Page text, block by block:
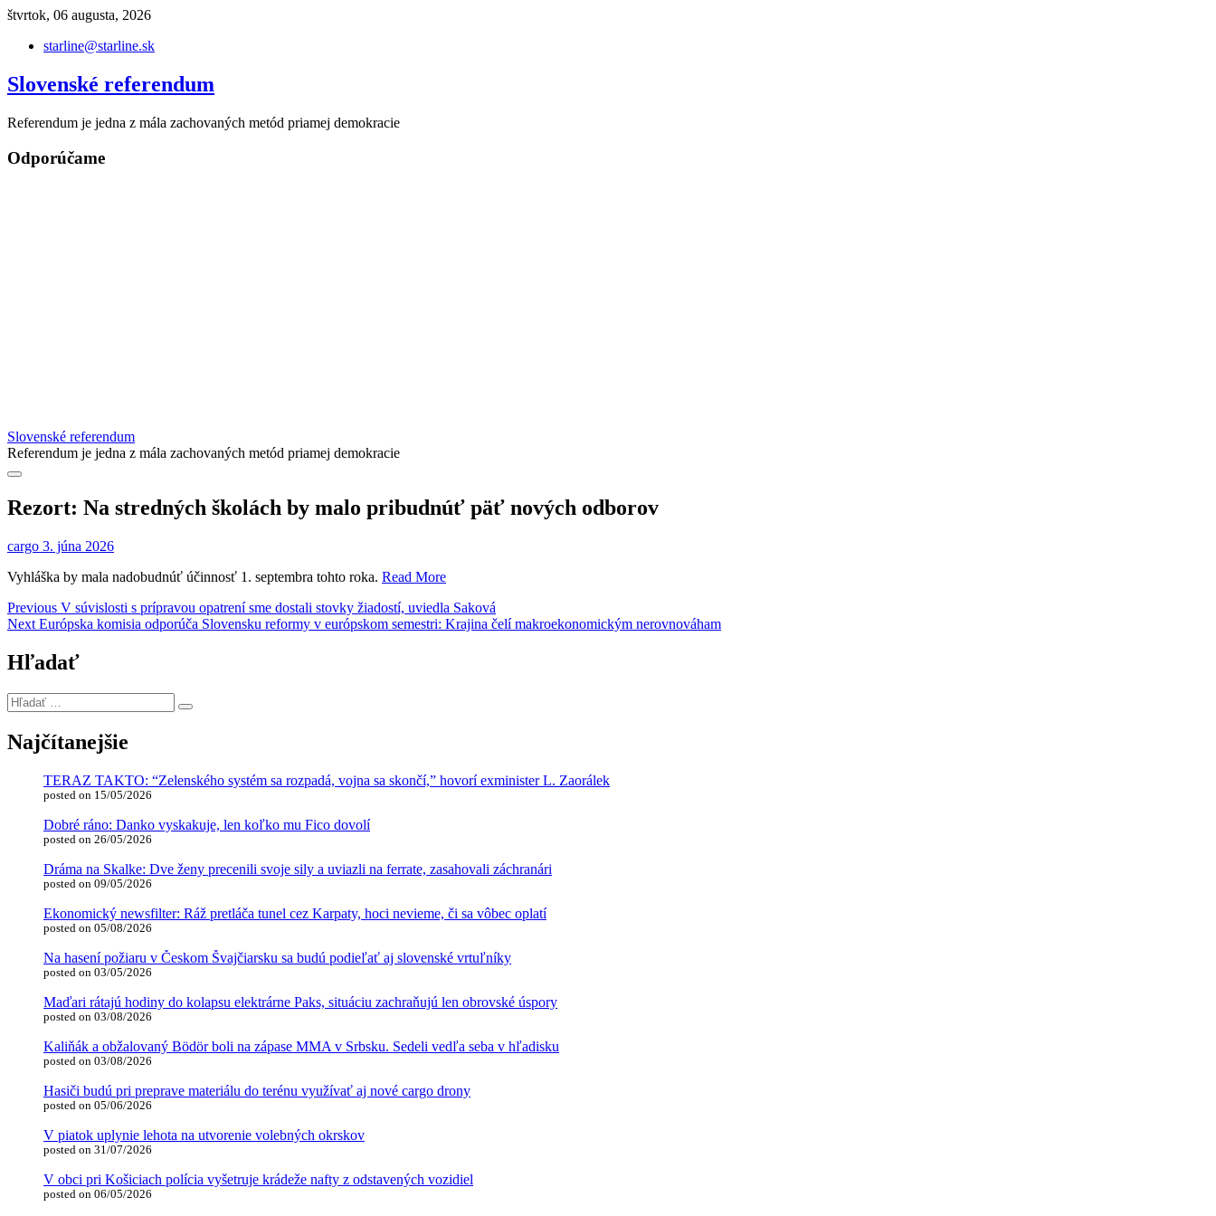
Skip
content
štvrtok, 06 augusta, 2026
starline@starline.sk
Slovenské referendum
Referendum je jedna z mála zachovaných metód priamej demokracie
Odporúčame
Slovenské referendum
Referendum je jedna z mála zachovaných metód priamej demokracie
Rezort: Na stredných školách by malo pribudnúť päť nových odborov
cargo 3. júna 2026
Vyhláška by mala nadobudnúť účinnosť 1. septembra tohto roka. Read More
Navigácia
v
článku
Previous Previous
post:
V súvislosti s prípravou opatrení sme dostali stovky žiadostí, uviedla Saková
Next Next
Európska komisia odporúča Slovensku reformy v európskom semestri: Krajina čelí makroekonomickým nerovnováham
Hľadať
Hľadať
…
Najčítanejšie
TERAZ TAKTO: “Zelenského systém sa rozpadá, vojna sa skončí,” hovorí exminister L. Zaorálek
posted on 15/05/2026
Dobré ráno: Danko vyskakuje, len koľko mu Fico dovolí
posted on 26/05/2026
Dráma na Skalke: Dve ženy precenili svoje sily a uviazli na ferrate, zasahovali záchranári
posted on 09/05/2026
Ekonomický newsfilter: Ráž pretláča tunel cez Karpaty, hoci nevieme, či sa vôbec oplatí
posted on 05/08/2026
Na hasení požiaru v Českom Švajčiarsku sa budú podieľať aj slovenské vrtuľníky
posted on 03/05/2026
Maďari rátajú hodiny do kolapsu elektrárne Paks, situáciu zachraňujú len obrovské úspory
posted on 03/08/2026
Kaliňák a obžalovaný Bödör boli na zápase MMA v Srbsku. Sedeli vedľa seba v hľadisku
posted on 03/08/2026
Hasiči budú pri preprave materiálu do terénu využívať aj nové cargo drony
posted on 05/06/2026
V piatok uplynie lehota na utvorenie volebných okrskov
posted on 31/07/2026
V obci pri Košiciach polícia vyšetruje krádeže nafty z odstavených vozidiel
posted on 06/05/2026